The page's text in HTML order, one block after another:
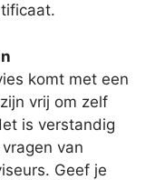
komt met een
vrij om zelf
is verstandig
van
Geef je